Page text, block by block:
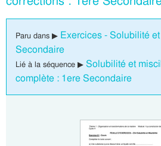
Paru dans ▶ Exercices - Solubilité
Secondaire
Lié à la séquence ▶ Solubilité et
complète : 1ere Secondaire